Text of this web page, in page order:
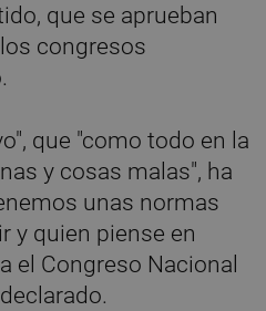
que se aprueban
congresos
que "como todo en la
y cosas malas", ha
unas normas
y quien piense en
el Congreso Nacional